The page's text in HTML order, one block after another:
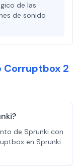
de las
de sonido
Corruptbox 2
de Sprunki con
en Sprunki